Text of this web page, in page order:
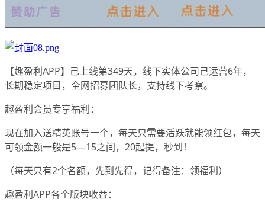
【趣盈利APP】己上线第349天，线下实体公司己运营6年，
长期稳定项目，全网招募团队长，支持线下考察。
趣盈利会员专享福利：
现在加入送精英账号一个，每天只需要活跃就能领红包，每天
可领金额一般是5—15之间，20起提，秒到！
（每天只有2个名额，先到先得，记得备注：领福利）
趣盈利APP各个版块收益：